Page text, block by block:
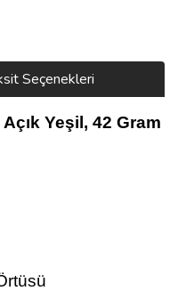
Seçenekleri
Yeşil, 42 Gram